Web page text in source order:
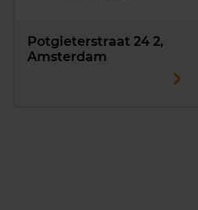
Potgieterstraat 24 2,
Amsterdam